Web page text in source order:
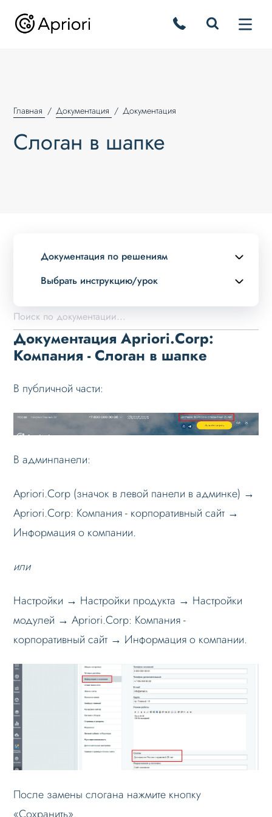
Главная Документация Документация
Слоган в шапке
Документация по решениям
Выбрать инструкцию/урок
Описание курса
Возможности
Примеры страниц
Данные
Дизайн
Оформление контента
Слайдер
Меню сайта
Блоки / секции сайта
Лендинги и посадочные страницы
Где найти в админпанели
Порядок блоков главной страницы сайта
Блок с кругом (промоблок) главной
страницы
Текст «О компании» на главной
Заголовок блока «О компании» на
Выпадающие подменю главного меню
Документация Apriori.Corp:
Компания - Слоган в шапке
В публичной части:
В админпанели:
Apriori.Corp (значок в левой панели в админке) →
Apriori.Corp: Компания - корпоративный сайт →
Информация о компании.
или
Настройки → Настройки продукта → Настройки
модулей → Apriori.Corp: Компания -
корпоративный сайт → Информация о компании.
После замены слогана нажмите кнопку